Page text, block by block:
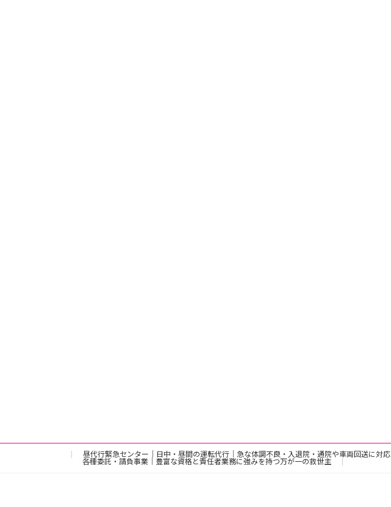
昼代行緊急センター｜日中・昼間の運転代行｜急な体調不良・入退院・通院や車両回送に対応
各種委託・請負事業｜豊富な資格と責任者業務に強みを持つ万が一の救世主